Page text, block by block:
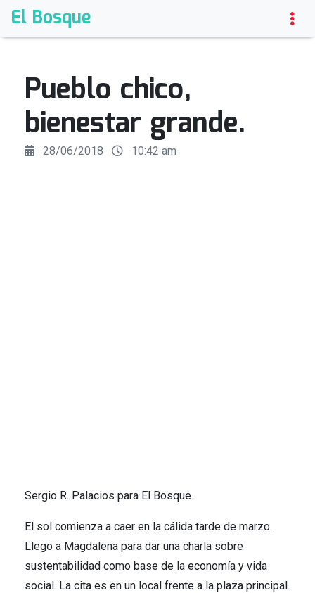
El Bosque
Pueblo chico,
bienestar grande.
28/06/2018 10:42 am
Sergio R. Palacios para El Bosque.
El sol comienza a caer en la cálida tarde de marzo.
Llego a Magdalena para dar una charla sobre
sustentabilidad como base de la economía y vida
social. La cita es en un local frente a la plaza principal.